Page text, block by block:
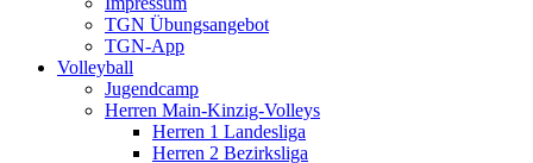
TGN Übungsangebot
TGN-App
Volleyball
Jugendcamp
Herren Main-Kinzig-Volleys
Herren 1 Landesliga
Herren 2 Bezirksliga